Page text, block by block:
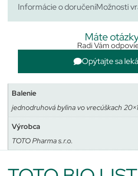
Informácie o doručeníMožnosti
Máte
Radi Vám
Opýtajte sa
Balenie
jednodruhová bylina vo vrecúškach
Výrobca
TOTO Pharma s.r.o.